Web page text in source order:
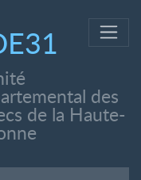
des
de la Haute-